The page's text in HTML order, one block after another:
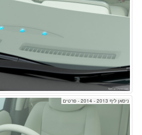
ניסאן ליף 2013 - 2014 - פרטים